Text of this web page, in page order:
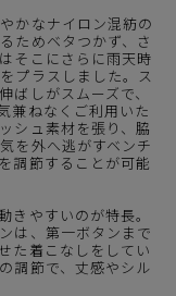
かなナイロン混紡の
ためベタつかず、さ
そこにさらに雨天時
プラスしました。ス
ばしがスムーズで、
兼ねなくご利用いた
シュ素材を張り、脇
を外へ逃がすベンチ
調節することが可能
きやすいのが特長。
は、第一ボタンまで
た着こなしをしてい
調節で、丈感やシル